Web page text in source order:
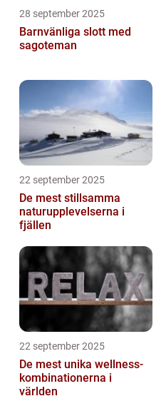
28 september 2025
Barnvänliga slott med
sagoteman
22 september 2025
De mest stillsamma
naturupplevelserna i
fjällen
22 september 2025
De mest unika wellness-
kombinationerna i
världen